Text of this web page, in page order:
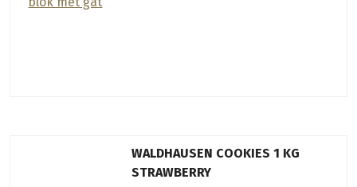
WALDHAUSEN COOKIES 1 KG
STRAWBERRY